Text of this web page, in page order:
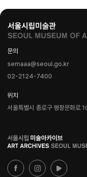
문의
semaaa@seoul.go.kr
02-2124-7400
위치
서울특별시 종로구 평창문화로
로
고